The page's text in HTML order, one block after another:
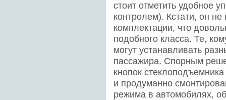
стоит отметить удобное
контролем). Кстати, он
комплектации, что
подобного класса. Те,
могут устанавливать
пассажира. Спорным
кнопок
и продуманно
режима в автомобилях,